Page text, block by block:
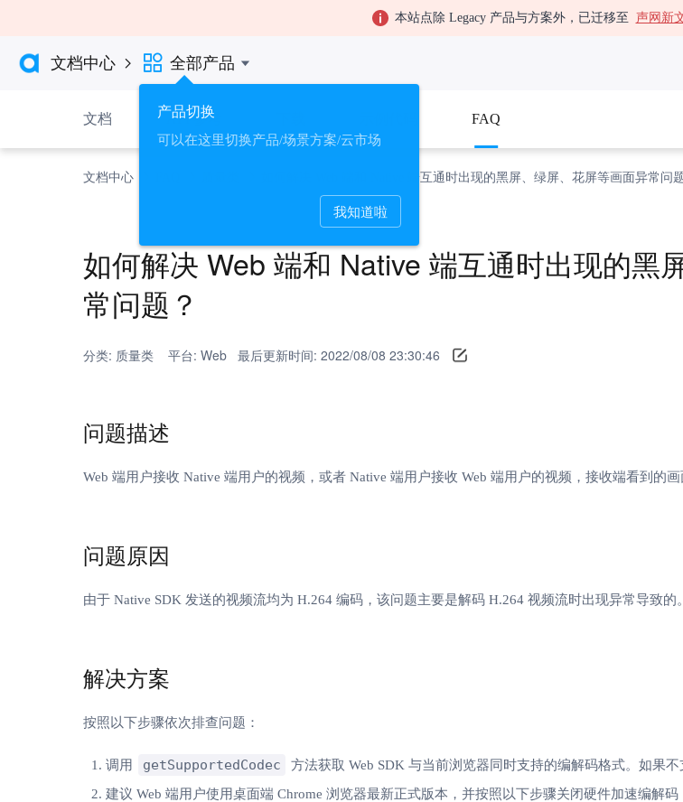
本站点除 Legacy 产品与方案外，已迁移至 声网新
文档中心   全部产品
产品切换
可以在这里切换产品/场景方案/云市场
我知道啦
文档 API 参考 FAQ
文档中心 如何解决 Web 端和 Native 端互通时出现的黑屏、绿屏、花屏等画面异常问
如何解决 Web 端和 Native 端互通时出现的黑
常问题？
分类: 质量类 平台: Web 最后更新时间: 2022/08/08 23:30:46
问题描述
Web 端用户接收 Native 端用户的视频，或者 Native 端用户接收 Web 端用户的视频，接收端看到的画
问题原因
由于 Native SDK 发送的视频流均为 H.264 编码，该问题主要是解码 H.264 视频流时出现异常导致的。
解决方案
按照以下步骤依次排查问题：
调用 getSupportedCodec
方法获取 Web SDK 与当前浏览器同时支持的编解码格式。如果不
建议 Web 端用户使用桌面端 Chrome 浏览器最新正式版本，并按照以下步骤关闭硬件加速编解码